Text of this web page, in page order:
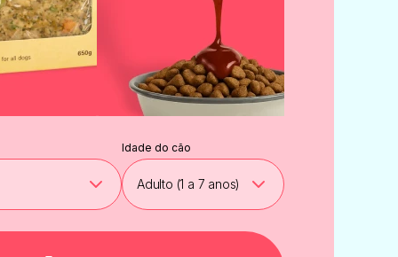
Idade do cão